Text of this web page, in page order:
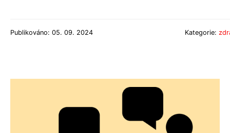
Publikováno: 05. 09. 2024 Kategorie: